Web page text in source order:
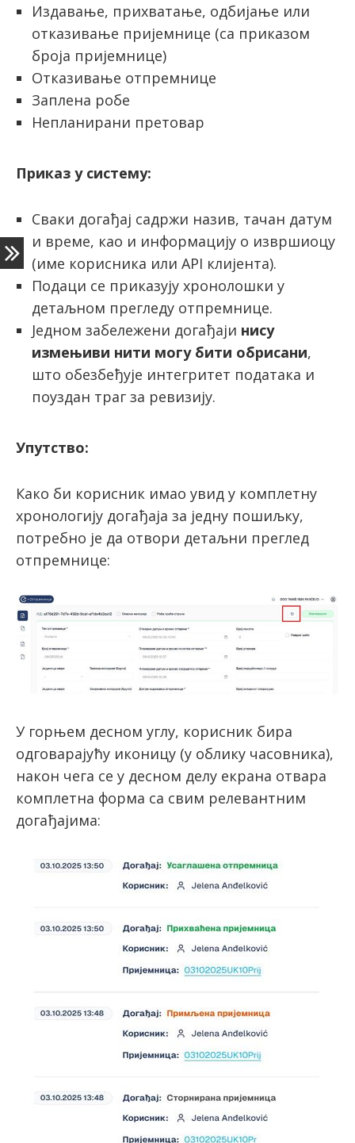
Издавање, прихватање, одбијање или
отказивање пријемнице (са приказом
броја пријемнице)
Отказивање отпремнице
Заплена робе
Непланирани претовар
Приказ у систему:
Сваки догађај садржи назив, тачан датум
и време, као и информацију о извршиоцу
(име корисника или API клијента).
Подаци се приказују хронолошки у
детаљном прегледу отпремнице.
Једном забележени догађаји нису
измењиви нити могу бити обрисани,
што обезбеђује интегритет података и
поуздан траг за ревизију.
Упутство:
Како би корисник имао увид у комплетну
хронологију догађаја за једну пошиљку,
потребно је да отвори детаљни преглед
отпремнице:
У горњем десном углу, корисник бира
одговарајућу иконицу (у облику часовника),
након чега се у десном делу екрана отвара
комплетна форма са свим релевантним
догађајима: